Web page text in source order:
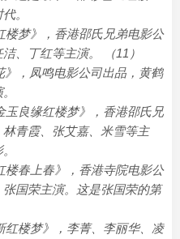
。
楼梦》，香港邵氏兄弟电影公
、丁红等主演。 （11）
》，凤鸣电影公司出品，黄鹤
玉良缘红楼梦》，香港邵氏兄
青霞、张艾嘉、米雪等主
楼春上春》，香港寺院电影公
国荣主演。这是张国荣的第
红楼梦》，李菁、李丽华、凌